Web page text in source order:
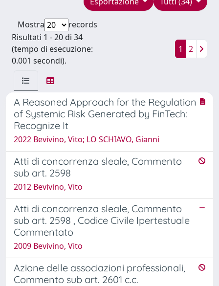
Mostra
records
Risultati 1 - 20 di 34
(tempo di esecuzione:
0.001 secondi).
1 2
A Reasoned Approach for the Regulation
of Systemic Risk Generated by FinTech:
Recognize It
2022 Bevivino, Vito; LO SCHIAVO, Gianni
Atti di concorrenza sleale, Commento
sub art. 2598
2012 Bevivino, Vito
Atti di concorrenza sleale, Commento
sub art. 2598 , Codice Civile Ipertestuale
Commentato
2009 Bevivino, Vito
Azione delle associazioni professionali,
Commento sub art. 2601 c.c.